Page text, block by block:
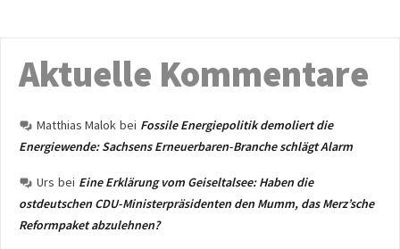
Aktuelle Kommentare
Matthias Malok bei Fossile Energiepolitik demoliert die
Energiewende: Sachsens Erneuerbaren-Branche schlägt Alarm
Urs bei Eine Erklärung vom Geiseltalsee: Haben die
ostdeutschen CDU-Ministerpräsidenten den Mumm, das Merz’sche
Reformpaket abzulehnen?